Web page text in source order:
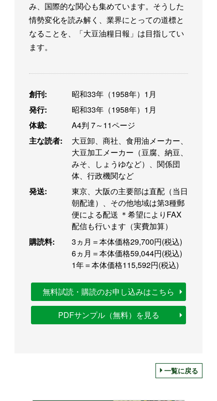
み、国際的な関心も集めています。そうした
情勢変化を読み解く、業界にとっての道標と
なることを、「大豆油糧日報」は目指してい
ます。
創刊:
昭和33年（1958年）1月
発行:
昭和33年（1958年）1月
体裁:
A4判 7～11ページ
主な読者:
大豆卸、商社、食用油メーカー、
大豆加工メーカー（豆腐、納豆、
みそ、しょうゆなど）、関係団
体、行政機関など
発送:
東京、大阪の主要部は直配（当日
朝配達）、その他地域は第3種郵
便による配送 ＊希望によりFAX
配信も行います（実費加算）
購読料:
3ヵ月＝本体価格29,700円(税込)
6ヵ月＝本体価格59,044円(税込)
1年＝本体価格115,592円(税込)
無料試読・購読のお申し込みはこちら
PDFサンプル（無料）を見る
一覧に戻る